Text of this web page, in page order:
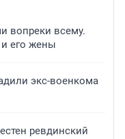
вопреки всему.
и его жены
экс-военкома
ревдинский